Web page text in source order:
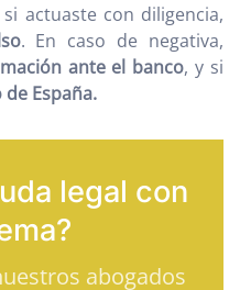
actuaste con diligencia,
. En caso de negativa,
ante el banco, y si
de España.
legal con
abogados